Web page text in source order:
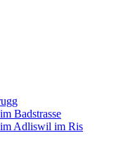
Badstrasse
Adliswil im Ris